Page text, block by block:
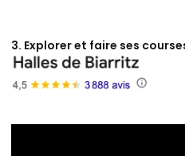
3. Explorer et faire ses